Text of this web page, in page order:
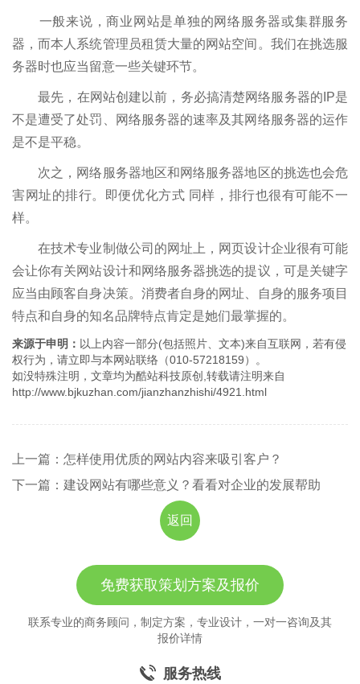
一般来说，商业网站是单独的网络服务器或集群服务
器，而本人系统管理员租赁大量的网站空间。我们在挑选服
务器时也应当留意一些关键环节。
最先，在网站创建以前，务必搞清楚网络服务器的IP是
不是遭受了处罚、网络服务器的速率及其网络服务器的运作
是不是平稳。
次之，网络服务器地区和网络服务器地区的挑选也会危
害网址的排行。即便优化方式 同样，排行也很有可能不一
样。
在技术专业制做公司的网址上，网页设计企业很有可能
会让你有关网站设计和网络服务器挑选的提议，可是关键字
应当由顾客自身决策。消费者自身的网址、自身的服务项目
特点和自身的知名品牌特点肯定是她们最掌握的。
来源于申明： 以上内容一部分(包括照片、文本)来自互联网，若有侵
权行为，请立即与本网站联络（010-57218159）。
如没特殊注明，文章均为酷站科技原创,转载请注明来自
http://www.bjkuzhan.com/jianzhanzhishi/4921.html
上一篇：怎样使用优质的网站内容来吸引客户？
下一篇：建设网站有哪些意义？看看对企业的发展帮助
返回
免费获取策划方案及报价
联系专业的商务顾问，制定方案，专业设计，一对一咨询及其
报价详情
服务热线